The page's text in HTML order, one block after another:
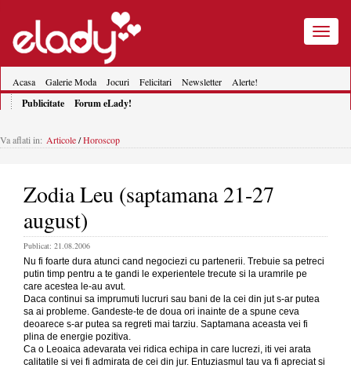
Toggle
Acasa Galerie Moda Jocuri Felicitari Newsletter Alerte!
Publicitate Forum eLady!
Va aflati in: Articole/Horoscop
Zodia Leu (saptamana 21-27
august)
Publicat: 21.08.2006
Nu fi foarte dura atunci cand negociezi cu partenerii. Trebuie sa petreci
putin timp pentru a te gandi le experientele trecute si la uramrile pe
care acestea le-au avut.
Daca continui sa imprumuti lucruri sau bani de la cei din jut s-ar putea
sa ai probleme. Gandeste-te de doua ori inainte de a spune ceva
deoarece s-ar putea sa regreti mai tarziu. Saptamana aceasta vei fi
plina de energie pozitiva.
Ca o Leoaica adevarata vei ridica echipa in care lucrezi, iti vei arata
calitatile si vei fi admirata de cei din jur. Entuziasmul tau va fi apreciat si